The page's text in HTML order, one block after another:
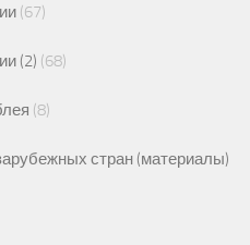
(67)
(2) (68)
(8)
стран (материалы)